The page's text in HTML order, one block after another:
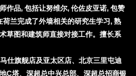
作品, 包括让努维尔, 伦佐皮亚诺, 包赞
兰完成了外墙相关的研究生学习, 熟
草图和建筑师直接对接工作。擅长系
仕旗舰店及亚太区店、北京三里屯迪
C塔、深超总中兴总部、深超总招商银